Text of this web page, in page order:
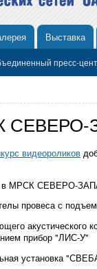
Выставка
пресс-
видеороликов
в МРСК СЕВЕРО-
провеса с
акустического
прибор "ЛИС-У"
установка